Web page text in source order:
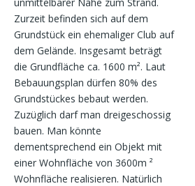
Zurzeit befinden sich auf dem
Grundstück ein ehemaliger Club auf
dem Gelände. Insgesamt beträgt
die Grundfläche ca. 1600 m². Laut
Bebauungsplan dürfen 80% des
Grundstückes bebaut werden.
Zuzüglich darf man dreigeschossig
bauen. Man könnte
dementsprechend ein Objekt mit
einer Wohnfläche von 3600m ²
Wohnfläche realisieren. Natürlich